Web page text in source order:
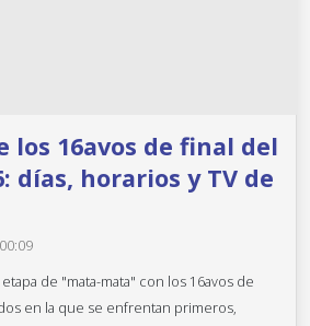
los 16avos de final del
días, horarios y TV de
de "mata-mata" con los 16avos de
en la que se enfrentan primeros,